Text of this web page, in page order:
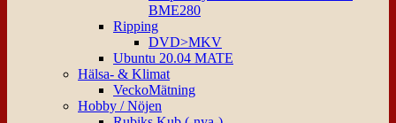
BME280
Ripping
DVD>MKV
Ubuntu 20.04 MATE
Hälsa- & Klimat
VeckoMätning
Hobby / Nöjen